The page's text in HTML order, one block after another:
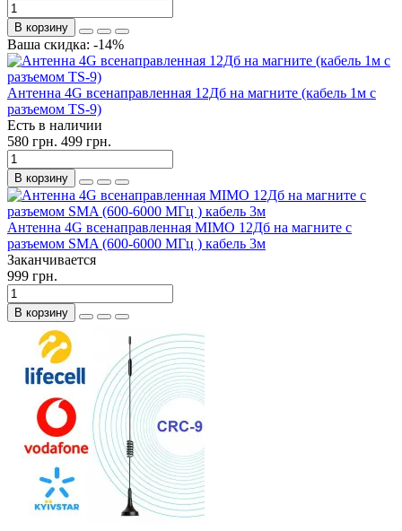
В корзину
Ваша скидка: -14%
Антенна 4G всенаправленная 12Дб на магните (кабель 1м с
разъемом TS-9)
Есть в наличии
580 грн. 499 грн.
В корзину
Антенна 4G всенаправленная MIMO 12Дб на магните с
разъемом SMA (600-6000 МГц ) кабель 3м
Заканчивается
999 грн.
В корзину